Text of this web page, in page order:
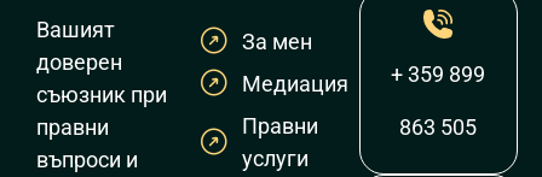
Вашият
доверен
съюзник при
правни
въпроси и
За мен
Медиация
Правни
услуги
+ 359 899
863 505